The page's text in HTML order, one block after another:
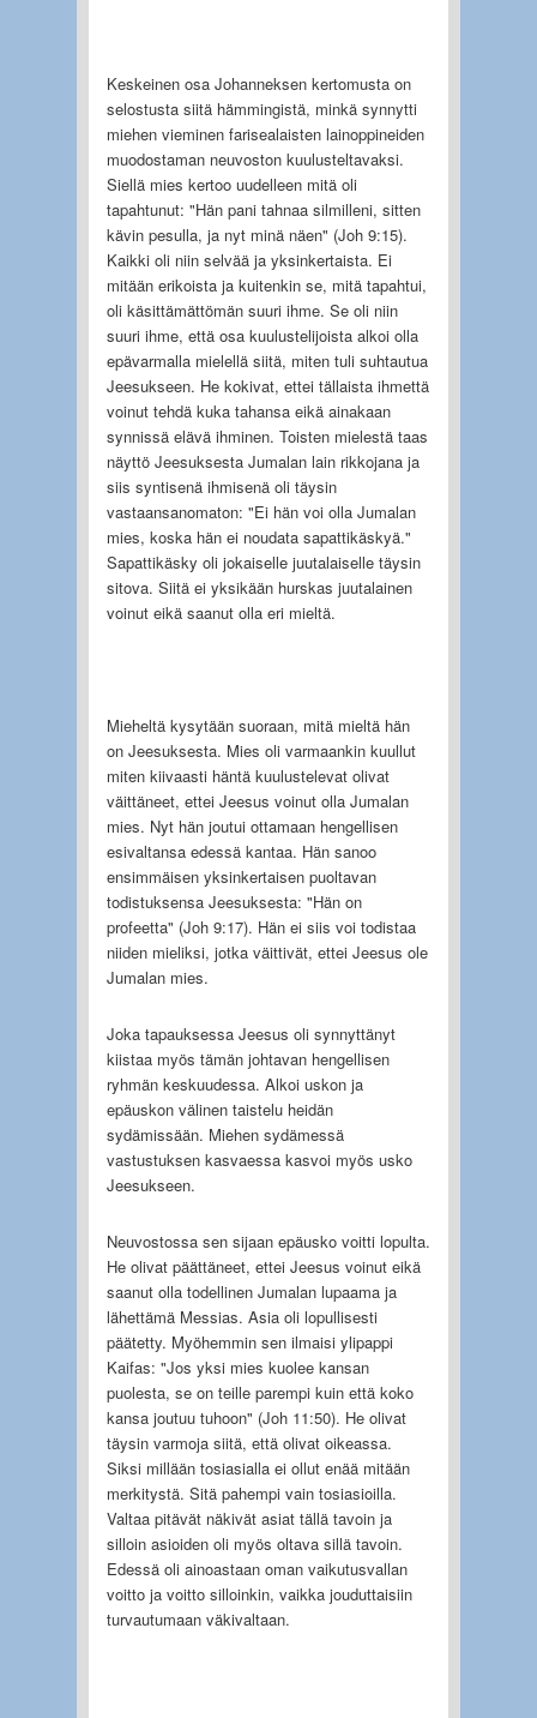
Keskeinen osa Johanneksen kertomusta on
selostusta siitä hämmingistä, minkä synnytti
miehen vieminen farisealaisten lainoppineiden
muodostaman neuvoston kuulusteltavaksi.
Siellä mies kertoo uudelleen mitä oli
tapahtunut: "Hän pani tahnaa silmilleni, sitten
kävin pesulla, ja nyt minä näen" (Joh 9:15).
Kaikki oli niin selvää ja yksinkertaista. Ei
mitään erikoista ja kuitenkin se, mitä tapahtui,
oli käsittämättömän suuri ihme. Se oli niin
suuri ihme, että osa kuulustelijoista alkoi olla
epävarmalla mielellä siitä, miten tuli suhtautua
Jeesukseen. He kokivat, ettei tällaista ihmettä
voinut tehdä kuka tahansa eikä ainakaan
synnissä elävä ihminen. Toisten mielestä taas
näyttö Jeesuksesta Jumalan lain rikkojana ja
siis syntisenä ihmisenä oli täysin
vastaansanomaton: "Ei hän voi olla Jumalan
mies, koska hän ei noudata sapattikäskyä."
Sapattikäsky oli jokaiselle juutalaiselle täysin
sitova. Siitä ei yksikään hurskas juutalainen
voinut eikä saanut olla eri mieltä.
Mieheltä kysytään suoraan, mitä mieltä hän
on Jeesuksesta. Mies oli varmaankin kuullut
miten kiivaasti häntä kuulustelevat olivat
väittäneet, ettei Jeesus voinut olla Jumalan
mies. Nyt hän joutui ottamaan hengellisen
esivaltansa edessä kantaa. Hän sanoo
ensimmäisen yksinkertaisen puoltavan
todistuksensa Jeesuksesta: "Hän on
profeetta" (Joh 9:17). Hän ei siis voi todistaa
niiden mieliksi, jotka väittivät, ettei Jeesus ole
Jumalan mies.
Joka tapauksessa Jeesus oli synnyttänyt
kiistaa myös tämän johtavan hengellisen
ryhmän keskuudessa. Alkoi uskon ja
epäuskon välinen taistelu heidän
sydämissään. Miehen sydämessä
vastustuksen kasvaessa kasvoi myös usko
Jeesukseen.
Neuvostossa sen sijaan epäusko voitti lopulta.
He olivat päättäneet, ettei Jeesus voinut eikä
saanut olla todellinen Jumalan lupaama ja
lähettämä Messias. Asia oli lopullisesti
päätetty. Myöhemmin sen ilmaisi ylipappi
Kaifas: "Jos yksi mies kuolee kansan
puolesta, se on teille parempi kuin että koko
kansa joutuu tuhoon" (Joh 11:50). He olivat
täysin varmoja siitä, että olivat oikeassa.
Siksi millään tosiasialla ei ollut enää mitään
merkitystä. Sitä pahempi vain tosiasioilla.
Valtaa pitävät näkivät asiat tällä tavoin ja
silloin asioiden oli myös oltava sillä tavoin.
Edessä oli ainoastaan oman vaikutusvallan
voitto ja voitto silloinkin, vaikka jouduttaisiin
turvautumaan väkivaltaan.